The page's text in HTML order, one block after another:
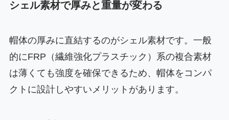
シェル素材で厚みと重量が変わる
帽体の厚みに直結するのがシェル素材です。一般
的にFRP（繊維強化プラスチック）系の複合素材
は薄くても強度を確保できるため、帽体をコンパ
クトに設計しやすいメリットがあります。